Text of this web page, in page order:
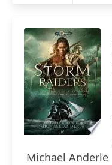
Michael Anderle